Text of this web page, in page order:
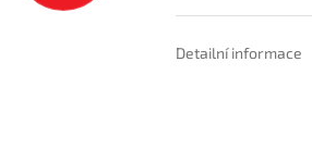
Detailní informace